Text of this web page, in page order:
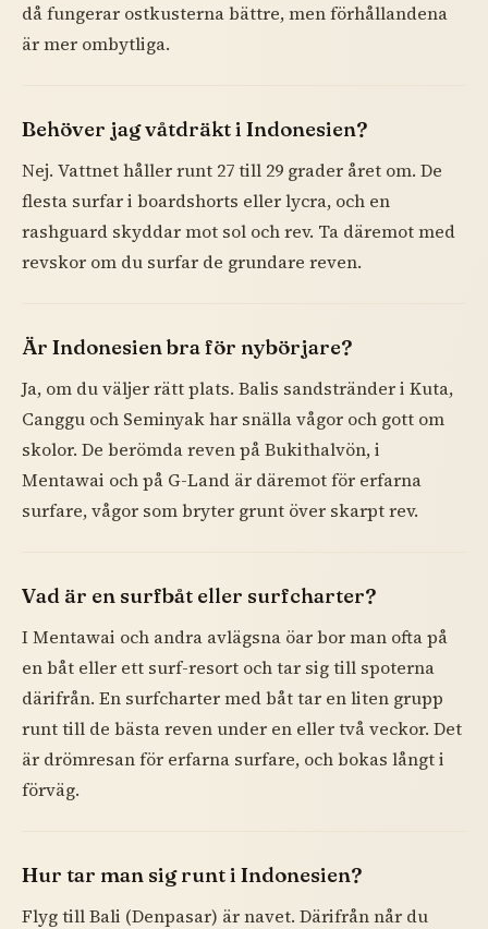
då fungerar ostkusterna bättre, men förhållandena
är mer ombytliga.
Behöver jag våtdräkt i Indonesien?
Nej. Vattnet håller runt 27 till 29 grader året om. De
flesta surfar i boardshorts eller lycra, och en
rashguard skyddar mot sol och rev. Ta däremot med
revskor om du surfar de grundare reven.
Är Indonesien bra för nybörjare?
Ja, om du väljer rätt plats. Balis sandstränder i Kuta,
Canggu och Seminyak har snälla vågor och gott om
skolor. De berömda reven på Bukithalvön, i
Mentawai och på G-Land är däremot för erfarna
surfare, vågor som bryter grunt över skarpt rev.
Vad är en surfbåt eller surfcharter?
I Mentawai och andra avlägsna öar bor man ofta på
en båt eller ett surf-resort och tar sig till spoterna
därifrån. En surfcharter med båt tar en liten grupp
runt till de bästa reven under en eller två veckor. Det
är drömresan för erfarna surfare, och bokas långt i
förväg.
Hur tar man sig runt i Indonesien?
Flyg till Bali (Denpasar) är navet. Därifrån når du